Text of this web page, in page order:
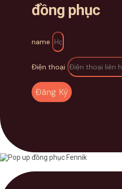
đồng phục
name
Điện thoại
Đăng Ký